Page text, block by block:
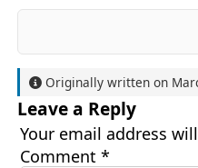
Originally written on
Leave a Reply
Your email address
Comment *